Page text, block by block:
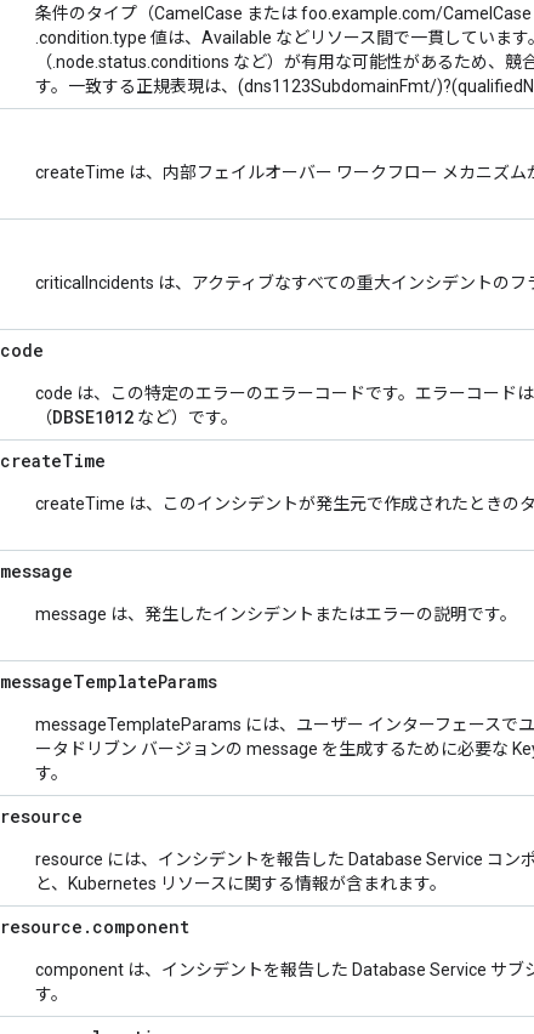
条件のタイプ（CamelCase または foo.example.com/
.condition.type 値は、Available などリソース間で一貫しています
（.node.status.conditions など）が有用な可能性があるため、競
す。一致する正規表現は、(dns1123SubdomainFmt/
createTime は、内部フェイルオーバー ワークフロー メカニズム
criticalIncidents は、アクティブなすべての重大インシデントのフ
code
code は、この特定のエラーのエラーコードです。エラーコードは
（DBSE1012 など）です。
createTime
createTime は、このインシデントが発生元で作成されたときのタ
message
message は、発生したインシデントまたはエラーの説明です。
messageTemplateParams
messageTemplateParams には、ユーザー インターフェースで
ータドリブン バージョンの message を生成するために必要な
す。
resource
resource には、インシデントを報告した Database Service コン
と、Kubernetes リソースに関する情報が含まれます。
resource . component
component は、インシデントを報告した Database Service サブ
す。